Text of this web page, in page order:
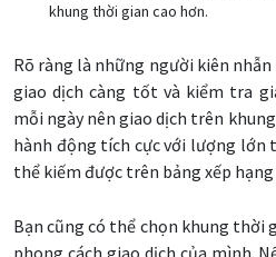
khung thời gian cao hơn.
Rõ ràng là những người kiên
giao dịch càng tốt và kiểm tra
mỗi ngày nên giao dịch trên
hành động tích cực với lượng lớn
thể kiếm được trên bảng xếp
Bạn cũng có thể chọn khung thời